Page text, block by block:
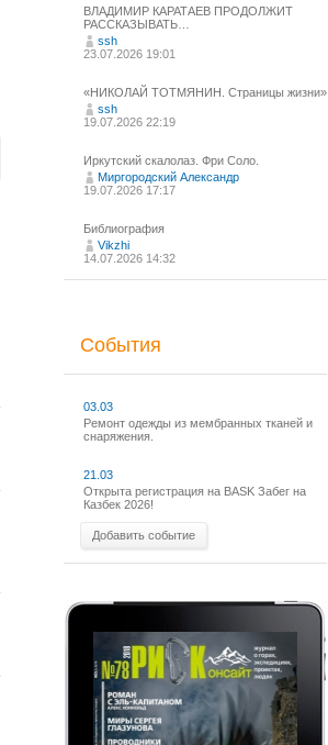
ВЛАДИМИР КАРАТАЕВ ПРОДОЛЖИТ
РАССКАЗЫВАТЬ…
ssh
23.07.2026 19:01
«НИКОЛАЙ ТОТМЯНИН. Страницы жизни»
ssh
19.07.2026 22:19
Иркутский скалолаз. Фри Соло.
Миргородский Александр
19.07.2026 17:17
Библиография
Vikzhi
14.07.2026 14:32
События
03.03
Ремонт одежды из мембранных тканей и
снаряжения.
21.03
Открыта регистрация на BASK Забег на
Казбек 2026!
Добавить событие